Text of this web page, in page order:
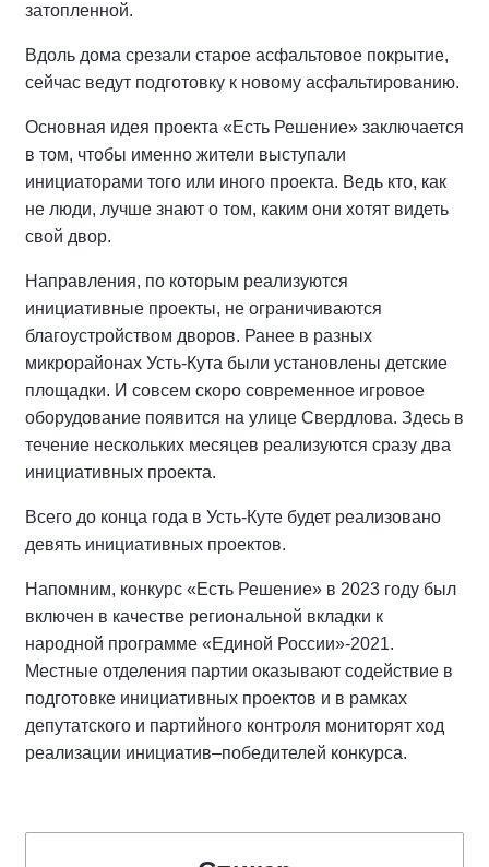
затопленной.
Вдоль дома срезали старое асфальтовое покрытие,
сейчас ведут подготовку к новому асфальтированию.
Основная идея проекта «Есть Решение» заключается
в том, чтобы именно жители выступали
инициаторами того или иного проекта. Ведь кто, как
не люди, лучше знают о том, каким они хотят видеть
свой двор.
Направления, по которым реализуются
инициативные проекты, не ограничиваются
благоустройством дворов. Ранее в разных
микрорайонах Усть-Кута были установлены детские
площадки. И совсем скоро современное игровое
оборудование появится на улице Свердлова. Здесь в
течение нескольких месяцев реализуются сразу два
инициативных проекта.
Всего до конца года в Усть-Куте будет реализовано
девять инициативных проектов.
Напомним, конкурс «Есть Решение» в 2023 году был
включен в качестве региональной вкладки к
народной программе «Единой России»-2021.
Местные отделения партии оказывают содействие в
подготовке инициативных проектов и в рамках
депутатского и партийного контроля мониторят ход
реализации инициатив–победителей конкурса.